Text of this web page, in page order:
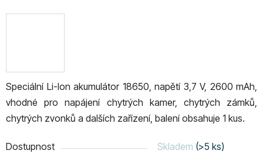
Speciální Li-Ion akumulátor 18650, napětí 3,7 V, 2600 mAh,
vhodné pro napájení chytrých kamer, chytrých zámků,
chytrých zvonků a dalších zařízení, balení obsahuje 1 kus.
Dostupnost Skladem (>5 ks)